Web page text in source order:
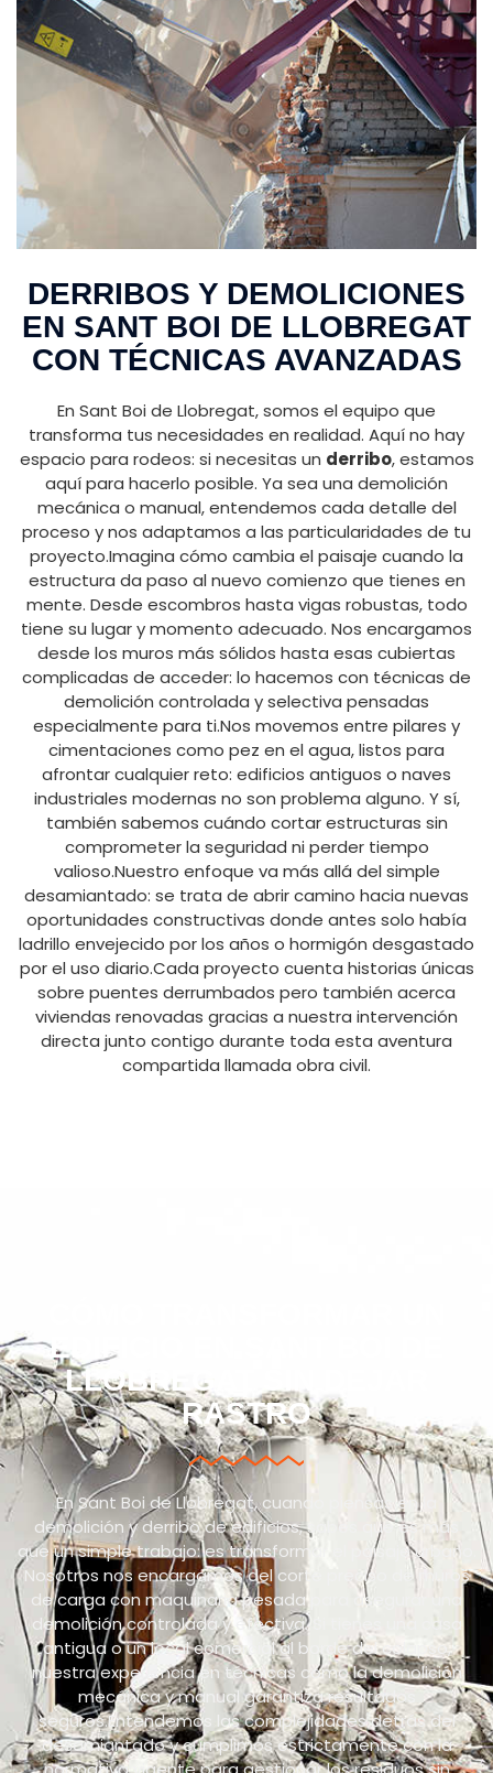
DERRIBOS Y DEMOLICIONES
EN SANT BOI DE LLOBREGAT
CON TÉCNICAS AVANZADAS
En Sant Boi de Llobregat, somos el equipo que
transforma tus necesidades en realidad. Aquí no hay
espacio para rodeos: si necesitas un derribo, estamos
aquí para hacerlo posible. Ya sea una demolición
mecánica o manual, entendemos cada detalle del
proceso y nos adaptamos a las particularidades de tu
proyecto.Imagina cómo cambia el paisaje cuando la
estructura da paso al nuevo comienzo que tienes en
mente. Desde escombros hasta vigas robustas, todo
tiene su lugar y momento adecuado. Nos encargamos
desde los muros más sólidos hasta esas cubiertas
complicadas de acceder: lo hacemos con técnicas de
demolición controlada y selectiva pensadas
especialmente para ti.Nos movemos entre pilares y
cimentaciones como pez en el agua, listos para
afrontar cualquier reto: edificios antiguos o naves
industriales modernas no son problema alguno. Y sí,
también sabemos cuándo cortar estructuras sin
comprometer la seguridad ni perder tiempo
valioso.Nuestro enfoque va más allá del simple
desamiantado: se trata de abrir camino hacia nuevas
oportunidades constructivas donde antes solo había
ladrillo envejecido por los años o hormigón desgastado
por el uso diario.Cada proyecto cuenta historias únicas
sobre puentes derrumbados pero también acerca
viviendas renovadas gracias a nuestra intervención
directa junto contigo durante toda esta aventura
compartida llamada obra civil.
EDIFICIO EN SANT BOI DE
LLOBREGAT SIN DEJAR
RASTRO
En Sant Boi de Llobregat, cuando piensas en la
demolición y derribo de edificios, sabes que es más
que un simple trabajo: es transformar el paisaje urbano.
Nosotros nos encargamos del corte preciso de muros
de carga con maquinaria pesada para asegurar una
demolición controlada y efectiva. Si tienes una casa
antigua o un local comercial al borde del colapso,
nuestra experiencia en técnicas como la demolición
mecánica y manual garantiza resultados
seguros.Entendemos las complejidades detrás del
desamiantado y cumplimos estrictamente con la